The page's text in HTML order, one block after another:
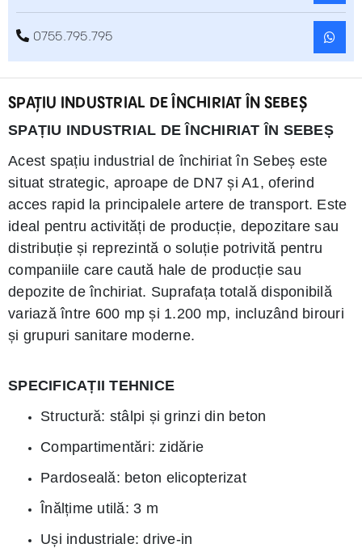
0755.795.795
SPAȚIU INDUSTRIAL DE ÎNCHIRIAT ÎN SEBEȘ
SPAȚIU INDUSTRIAL DE ÎNCHIRIAT ÎN SEBEȘ
Acest spațiu industrial de închiriat în Sebeș este
situat strategic, aproape de DN7 și A1, oferind
acces rapid la principalele artere de transport. Este
ideal pentru activități de producție, depozitare sau
distribuție și reprezintă o soluție potrivită pentru
companiile care caută hale de producție sau
depozite de închiriat. Suprafața totală disponibilă
variază între 600 mp și 1.200 mp, incluzând birouri
și grupuri sanitare moderne.
SPECIFICAȚII TEHNICE
Structură: stâlpi și grinzi din beton
Compartimentări: zidărie
Pardoseală: beton elicopterizat
Înălțime utilă: 3 m
Uși industriale: drive-in